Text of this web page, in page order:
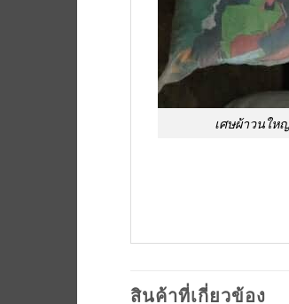
เศษผ้าวนให
สินค้าที่เกี่ยวข้อง